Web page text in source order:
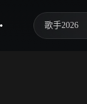
歌手2026